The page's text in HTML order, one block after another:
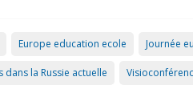
Europe education ecole Journée
la Russie actuelle